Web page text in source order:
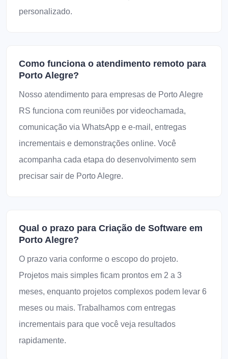
personalizado.
Como funciona o atendimento remoto para
Porto Alegre?
Nosso atendimento para empresas de Porto Alegre
RS funciona com reuniões por videochamada,
comunicação via WhatsApp e e-mail, entregas
incrementais e demonstrações online. Você
acompanha cada etapa do desenvolvimento sem
precisar sair de Porto Alegre.
Qual o prazo para Criação de Software em
Porto Alegre?
O prazo varia conforme o escopo do projeto.
Projetos mais simples ficam prontos em 2 a 3
meses, enquanto projetos complexos podem levar 6
meses ou mais. Trabalhamos com entregas
incrementais para que você veja resultados
rapidamente.